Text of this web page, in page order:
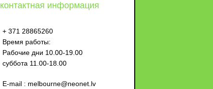
контактная информация
+ 371 28865260
Время работы:
Рабочие дни 10.00-19.00
суббота 11.00-18.00
E-mail : melbourne@neonet.lv